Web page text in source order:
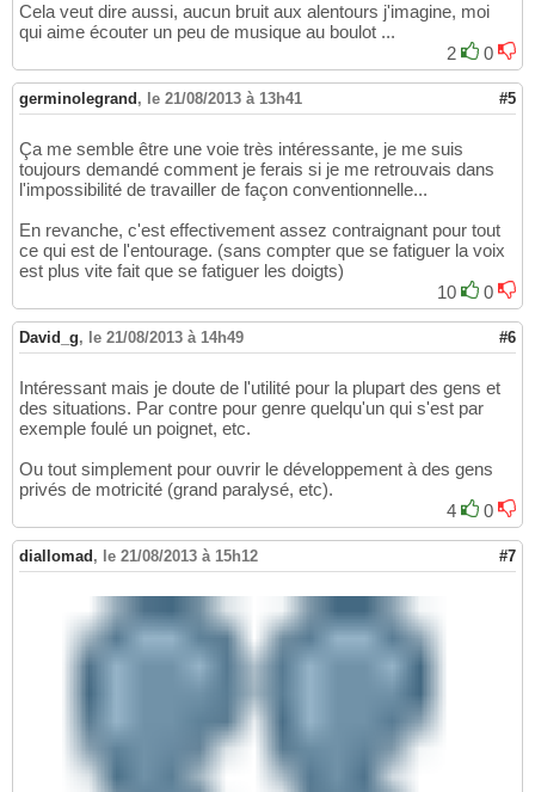
Cela veut dire aussi, aucun bruit aux alentours j'imagine, moi
qui aime écouter un peu de musique au boulot ...
2
0
germinolegrand , le 21/08/2013 à 13h41 #5
Ça me semble être une voie très intéressante, je me suis
toujours demandé comment je ferais si je me retrouvais dans
l'impossibilité de travailler de façon conventionnelle...
En revanche, c'est effectivement assez contraignant pour tout
ce qui est de l'entourage. (sans compter que se fatiguer la voix
est plus vite fait que se fatiguer les doigts)
10
0
David_g, le 21/08/2013 à 14h49 #6
Intéressant mais je doute de l'utilité pour la plupart des gens et
des situations. Par contre pour genre quelqu'un qui s'est par
exemple foulé un poignet, etc.
Ou tout simplement pour ouvrir le développement à des gens
privés de motricité (grand paralysé, etc).
4
0
diallomad , le 21/08/2013 à 15h12 #7